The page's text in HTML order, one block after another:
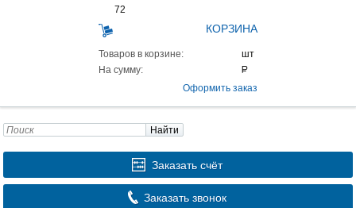
72
КОРЗИНА
Товаров в корзине:
На сумму:
Оформить заказ
Найти
Заказать счёт
Заказать звонок